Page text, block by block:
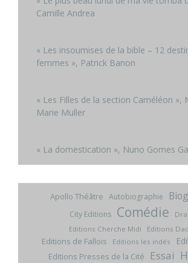
Camille Andrea
« Les insoumises de la bible – 12
femmes », Patrick Banon
« Les Filles de la section Caméléon »,
Marie Muller
« La domestication », Nuno Gomes
Apollo Théâtre Autobiographie
City Editions Comédie
Editions Cherche Midi
Editions
Editions de Fallois Editions les indés
Editions Presses de la Cité Essai